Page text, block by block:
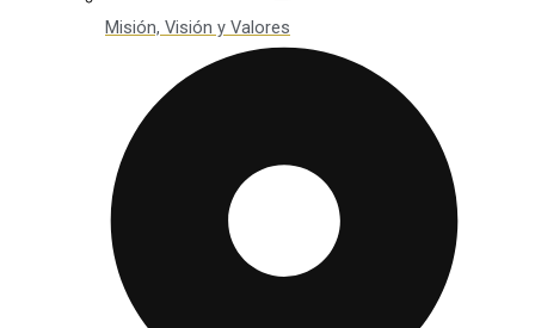
Misión, Visión y Valores